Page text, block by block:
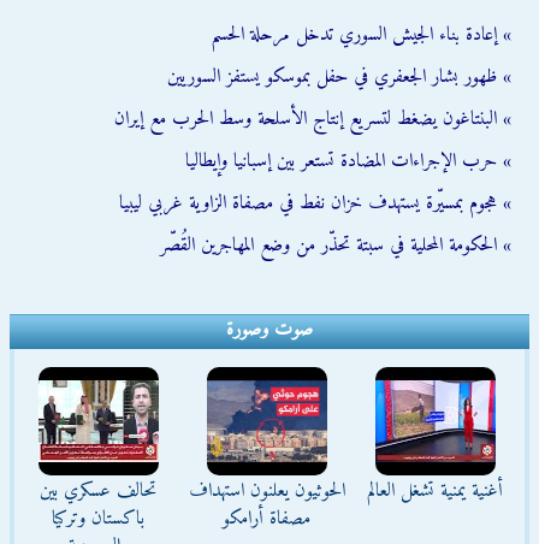
» إعادة بناء الجيش السوري تدخل مرحلة الحسم
» ظهور بشار الجعفري في حفل بموسكو يستفز السوريين
» البنتاغون يضغط لتسريع إنتاج الأسلحة وسط الحرب مع إيران
» حرب الإجراءات المضادة تستعر بين إسبانيا وإيطاليا
» هجوم بمسيّرة يستهدف خزان نفط في مصفاة الزاوية غربي ليبيا
» الحكومة المحلية في سبتة تحذّر من وضع المهاجرين القُصّر
صوت وصورة
أغنية يمنية تشغل العالم
الحوثيون يعلنون استهداف
مصفاة أرامكو
تحالف عسكري بين
باكستان وتركيا